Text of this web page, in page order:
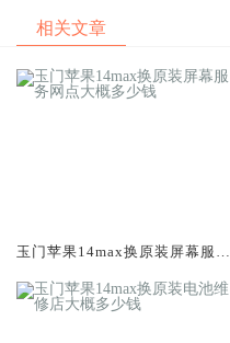
相关文章
玉门苹果14max换原装屏幕服务